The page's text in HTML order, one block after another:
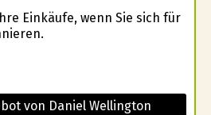
Einkäufe, wenn Sie sich für
von Daniel Wellington